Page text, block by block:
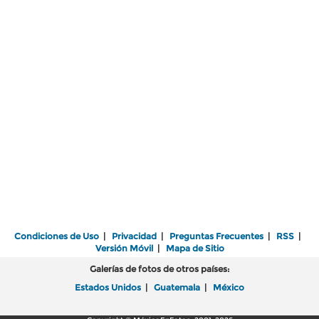
Condiciones de Uso | Privacidad | Preguntas Frecuentes | RSS |
Versión Móvil| Mapa de Sitio
Galerías de fotos de otros países:
Estados Unidos | Guatemala | México